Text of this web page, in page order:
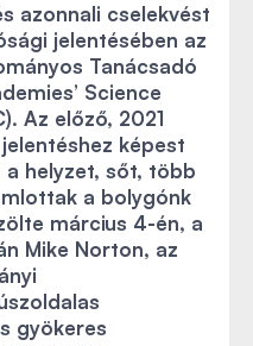
azonnali cselekvést
jelentésében az
Tanácsadó
Science
Az előző, 2021
képest
helyzet, sőt, több
a bolygónk
március 4-én, a
Mike Norton, az
gyökeres